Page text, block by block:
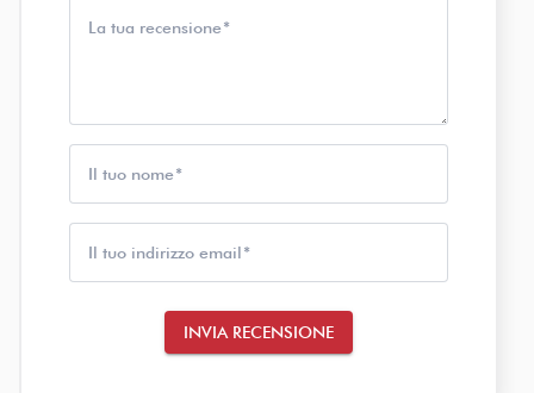
La tua recensione
Il tuo nome
Il tuo indirizzo email
INVIA RECENSIONE